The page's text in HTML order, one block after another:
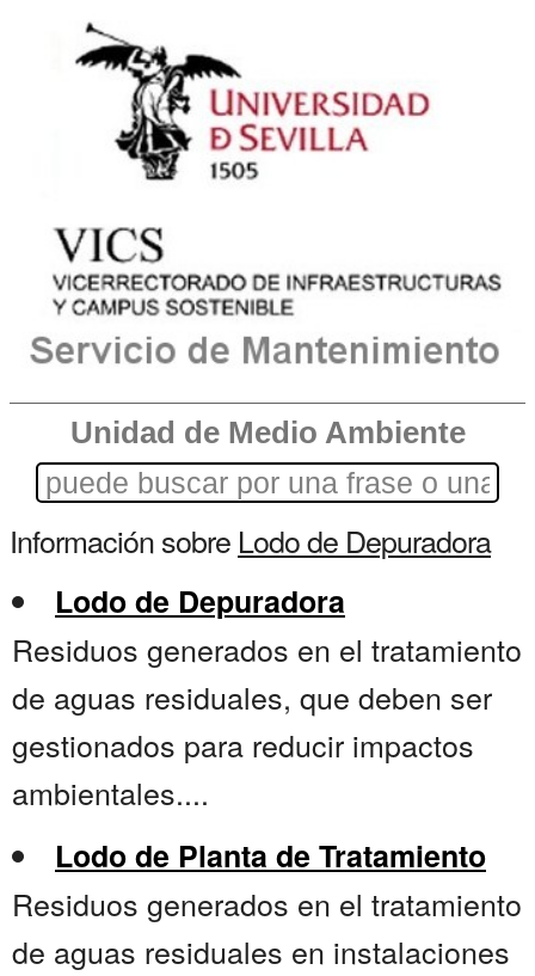
Unidad de Medio Ambiente
Información sobre Lodo de Depuradora
Lodo de Depuradora
Residuos generados en el tratamiento
de aguas residuales, que deben ser
gestionados para reducir impactos
ambientales....
Lodo de Planta de Tratamiento
Residuos generados en el tratamiento
de aguas residuales en instalaciones